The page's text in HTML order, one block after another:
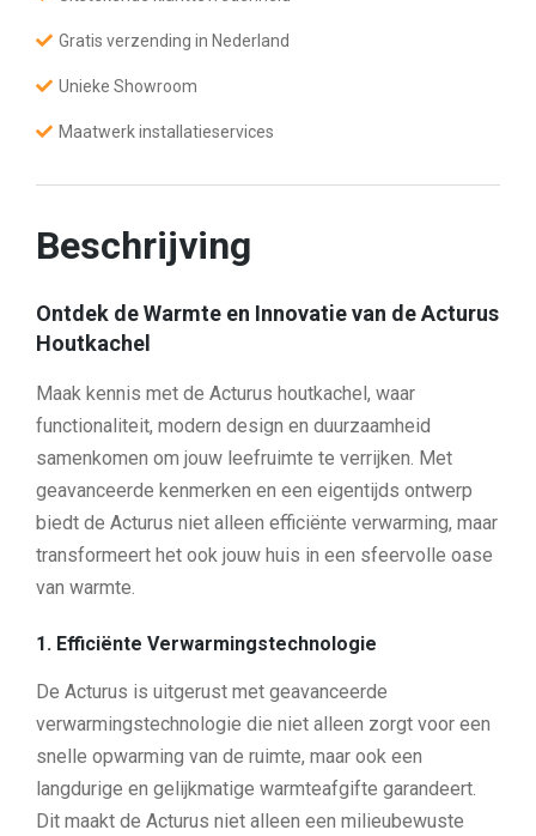
h
u
k
h
A
c
r
u
s
a
n
t
a
l
Gratis verzending in Nederland
Unieke Showroom
Maatwerk installatieservices
Beschrijving
Ontdek de Warmte en Innovatie van de Acturus
Houtkachel
Maak kennis met de Acturus houtkachel, waar
functionaliteit, modern design en duurzaamheid
samenkomen om jouw leefruimte te verrijken. Met
geavanceerde kenmerken en een eigentijds ontwerp
biedt de Acturus niet alleen efficiënte verwarming, maar
transformeert het ook jouw huis in een sfeervolle oase
van warmte.
1. Efficiënte Verwarmingstechnologie
De Acturus is uitgerust met geavanceerde
verwarmingstechnologie die niet alleen zorgt voor een
snelle opwarming van de ruimte, maar ook een
langdurige en gelijkmatige warmteafgifte garandeert.
Dit maakt de Acturus niet alleen een milieubewuste